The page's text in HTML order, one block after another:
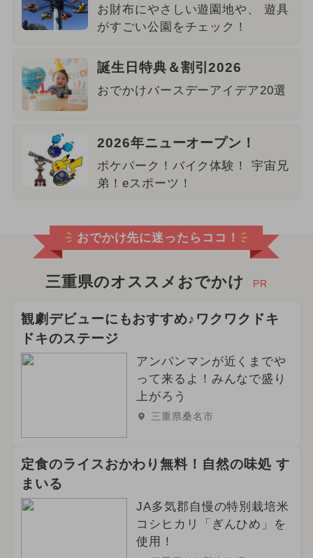
お財布にやさしい遊園地や、 遊具
がすごい公園をチェック！
誕生日特典＆割引2026
おでかけバースデーアイデア20選
2026年ニューオープン！
ポケパーク！バイク体験！ 宇宙兄
弟！eスポーツ！
おでかけ先に迷ったらココ！
三重県のオススメおでかけ PR
観劇デビューにもおすすめ♪ワクワクドキ
ドキのステージ
アンパンマンが近くまでや
って来るよ！みんなで盛り
上がろう
三重県桑名市
定食のライスおかわり無料！自然の味処 す
まいる
JA多気郡自慢の特別栽培米
コシヒカリ「ぎんひめ」を
使用！